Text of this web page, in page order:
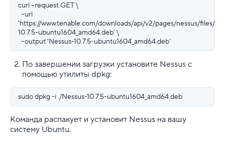
curl --request GET \
--url
'https://www.tenable.com/downloads/api/v2/pages/nessus/files/
10.7.5-ubuntu1604_amd64.deb' \
--output 'Nessus-10.7.5-ubuntu1604_amd64.deb'
По завершении загрузки установите Nessus с
помощью утилиты dpkg:
sudo dpkg -i ./Nessus-10.7.5-ubuntu1604_amd64.deb
Команда распакует и установит Nessus на вашу
систему Ubuntu.